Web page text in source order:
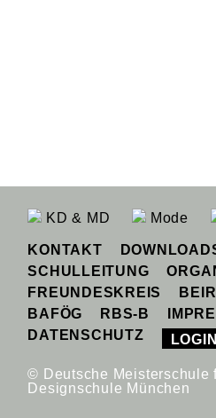
KD & MD Mode
KONTAKT
SCHULLEITUNG
FREUNDESKREIS
BAFÖG
RBS-B
DATENSCHUTZ
LOGIN
© Deutsche Meisterschule
Designschule München